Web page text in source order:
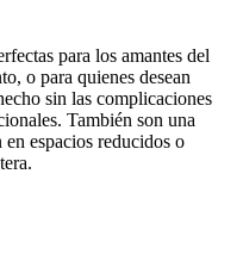
para los amantes del
o para quienes desean
sin las complicaciones
También son una
espacios reducidos o